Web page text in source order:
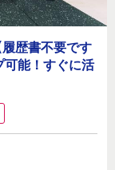
歴書不要です
可能！すぐに活